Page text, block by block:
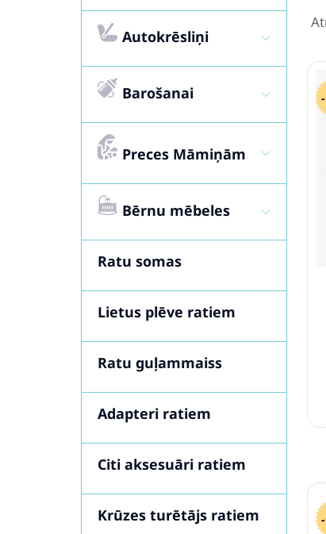
Autokrēsliņi
Barošanai
Preces Māmiņām
Bērnu mēbeles
Ratu somas
Lietus plēve ratiem
Ratu guļammaiss
Adapteri ratiem
Citi aksesuāri ratiem
Krūzes turētājs ratiem